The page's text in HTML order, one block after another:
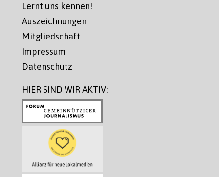
Lernt uns kennen!
Auszeichnungen
Mitgliedschaft
Impressum
Datenschutz
HIER SIND WIR AKTIV: